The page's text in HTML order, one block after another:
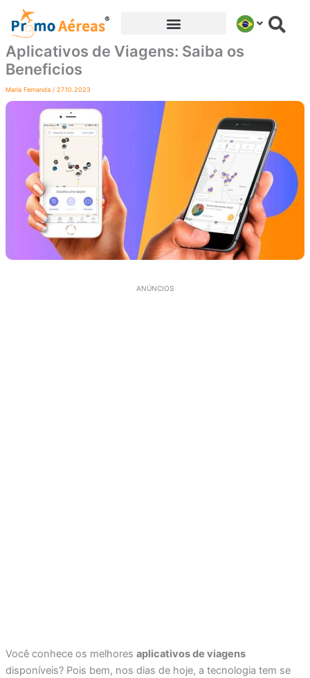
para
conteúdo
Aplicativos de Viagens: Saiba os
Beneficios
Maria Fernanda / 27.10.2023
ANÚNCIOS
Você conhece os melhores aplicativos de viagens
disponíveis? Pois bem, nos dias de hoje, a tecnologia tem se